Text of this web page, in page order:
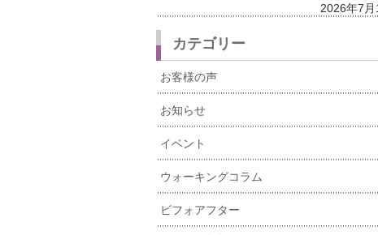
2026年7月
カテゴリー
お客様の声
お知らせ
イベント
ウォーキングコラム
ビフォアフター